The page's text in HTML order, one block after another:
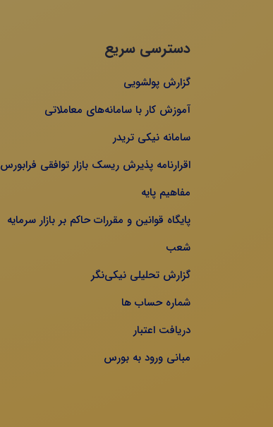
دسترسی سریع
گزارش پولشویی
آموزش کار با سامانه‌های معاملاتی
سامانه نیکی تریدر
اقرارنامه پذیرش ریسک بازار توافقی فرابورس
مفاهیم پایه
پایگاه قوانین و مقررات حاکم بر بازار سرمایه
شعب
گزارش تحلیلی نیکی‌نگر
شماره حساب ها
دریافت اعتبار
مبانی ورود به بورس